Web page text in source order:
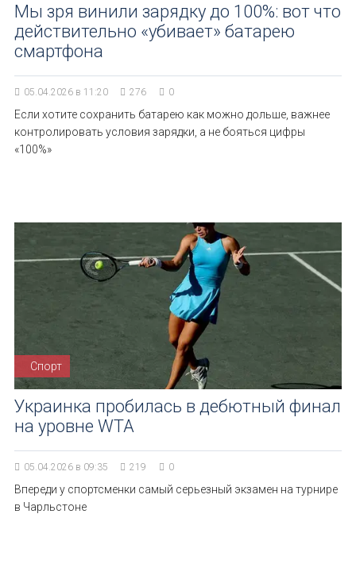
Мы зря винили зарядку до 100%: вот что
действительно «убивает» батарею
смартфона
05.04.2026 в 11:20 276 0
Если хотите сохранить батарею как можно дольше, важнее
контролировать условия зарядки, а не бояться цифры
«100%»
Спорт
Украинка пробилась в дебютный финал
на уровне WTA
05.04.2026 в 09:35 219 0
Впереди у спортсменки самый серьезный экзамен на турнире
в Чарльстоне